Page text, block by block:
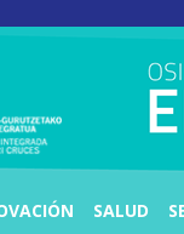
SALUD